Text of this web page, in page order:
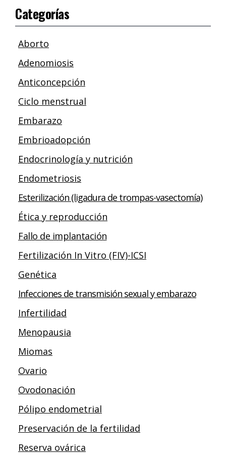
Categorías
Aborto
Adenomiosis
Anticoncepción
Ciclo menstrual
Embarazo
Embrioadopción
Endocrinología y nutrición
Endometriosis
Esterilización (ligadura de trompas-vasectomía)
Ética y reproducción
Fallo de implantación
Fertilización In Vitro (FIV)-ICSI
Genética
Infecciones de transmisión sexual y embarazo
Infertilidad
Menopausia
Miomas
Ovario
Ovodonación
Pólipo endometrial
Preservación de la fertilidad
Reserva ovárica